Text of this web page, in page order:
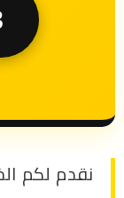
نقدم لكم